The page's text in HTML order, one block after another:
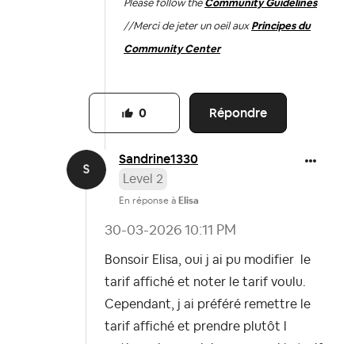
Please follow the Community Guidelines
//Merci de jeter un oeil aux Principes du
Community Center
Répondre
0
Sandrine1330
Level 2
En réponse à Elisa
‎30-03-2026 10:11 PM
Bonsoir Elisa, oui j ai pu modifier le
tarif affiché et noter le tarif voulu.
Cependant, j ai préféré remettre le
tarif affiché et prendre plutôt l